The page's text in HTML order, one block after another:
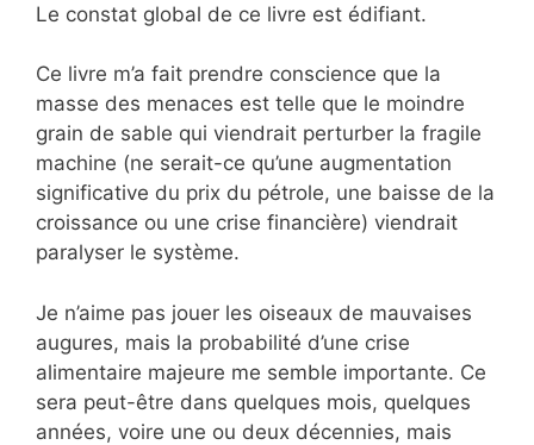
Le constat global de ce livre est édifiant.
Ce livre m’a fait prendre conscience que la
masse des menaces est telle que le moindre
grain de sable qui viendrait perturber la fragile
machine (ne serait-ce qu’une augmentation
significative du prix du pétrole, une baisse de la
croissance ou une crise financière) viendrait
paralyser le système.
Je n’aime pas jouer les oiseaux de mauvaises
augures, mais la probabilité d’une crise
alimentaire majeure me semble importante. Ce
sera peut-être dans quelques mois, quelques
années, voire une ou deux décennies, mais